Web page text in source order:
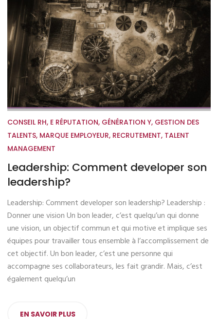
CONSEIL RH, E RÉPUTATION, GÉNÉRATION Y, GESTION DES
TALENTS, MARQUE EMPLOYEUR, RECRUTEMENT, TALENT
MANAGEMENT
Leadership: Comment developer son
leadership?
Leadership: Comment developer son leadership? Leadership :
Donner une vision Un bon leader, c’est quelqu’un qui donne
une vision, un objectif commun et qui motive et implique ses
équipes pour travailler tous ensemble à l’accomplissement de
cet objectif. Un bon leader, c’est une personne qui
accompagne ses collaborateurs, les fait grandir. Mais, c’est
également quelqu’un
EN SAVOIR PLUS